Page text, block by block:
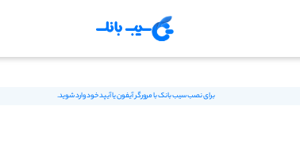
برای نصب سیب بانک با مرورگر آیفون یا آیپد خود وارد شوید.